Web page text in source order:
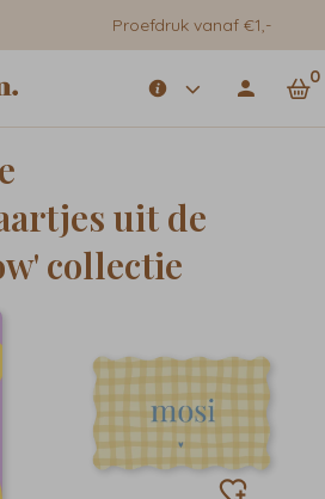
Proefdruk vanaf €1,-
0
uit de
collectie